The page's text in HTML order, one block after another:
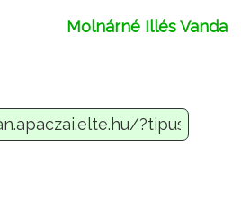
Molnárné Illés Vanda